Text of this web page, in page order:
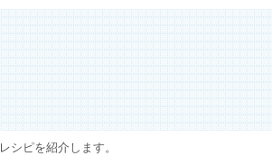
シピを紹介します。